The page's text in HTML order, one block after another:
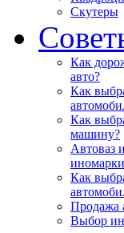
Скутеры
Как
авто?
Как
Как
машину?
Автоваз
Как
Продажа
Выбор